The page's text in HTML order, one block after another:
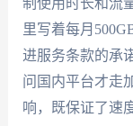
制使用时长和流
里写着每月
进服务条款的承
问国内平台才走
响，既保证了速